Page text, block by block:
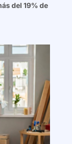
del 19% de